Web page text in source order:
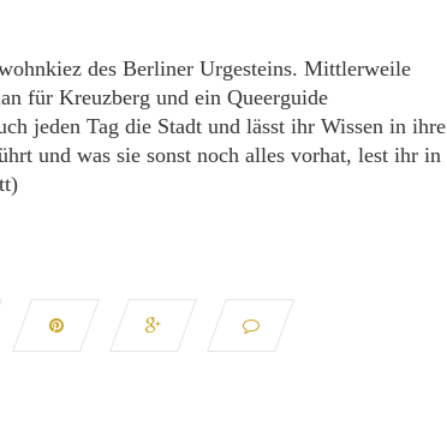
des Berliner Urgesteins. Mittlerweile
für Kreuzberg und ein Queerguide
jeden Tag die Stadt und lässt ihr Wissen in ihre
und was sie sonst noch alles vorhat, lest ihr in